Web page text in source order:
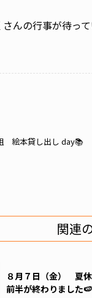
さんの行事が待っ
絵本貸し出し day📚
関連
８月７日（金） 夏
前半が終わりました🍉